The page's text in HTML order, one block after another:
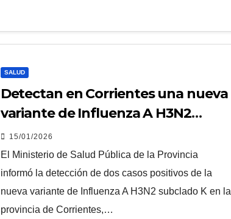
SALUD
Detectan en Corrientes una nueva
variante de Influenza A H3N2
subclado K
15/01/2026
El Ministerio de Salud Pública de la Provincia
informó la detección de dos casos positivos de la
nueva variante de Influenza A H3N2 subclado K en la
provincia de Corrientes,…